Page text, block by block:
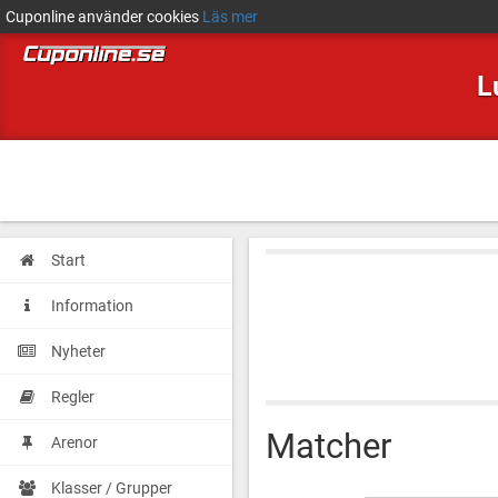
Cuponline använder cookies Läs mer
Start
Information
Nyheter
Regler
Arenor
Klasser / Grupper
Matcher